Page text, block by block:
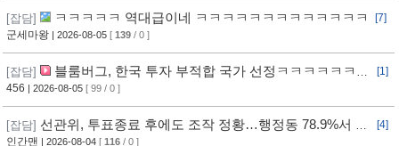
[잡담] ㅋㅋㅋㅋㅋ 역대급이네 ㅋㅋㅋㅋㅋㅋㅋㅋㅋㅋㅋㅋㅋ
[7]
군세마왕 | 2026-08-05 [ 139 / 0 ]
[잡담]
블룸버그, 한국 투자 부적합 국가 선정ㅋㅋㅋㅋㅋㅋㅋ
ㅋㅋㅋ
[1]
456 | 2026-08-05 [ 99 / 0 ]
[잡담] 선관위, 투표종료 후에도 조작 정황…행정동 78.9%서 오
차 발생
[4]
인간맨 | 2026-08-04 [ 116 / 0 ]